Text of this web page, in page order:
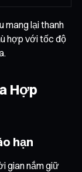
mang lại thanh
hợp với tốc độ
Hợp
hạn
gian nắm giữ